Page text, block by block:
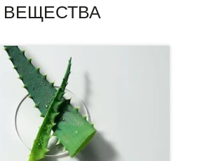
ВЕЩЕСТВА